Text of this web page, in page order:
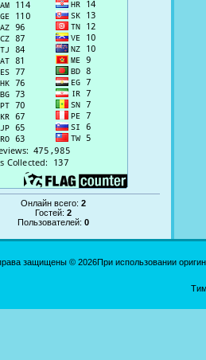
Онлайн всего:2
Гостей:2
Пользователей:0
защищены © 2026При использовании